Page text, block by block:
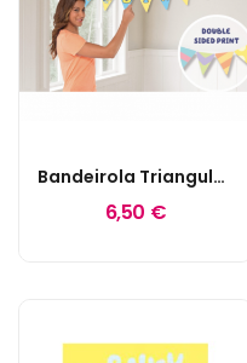
Bandeirola Triangular Bluey
6,50 €